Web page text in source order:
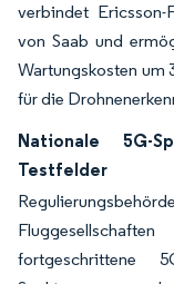
verbindet Ericsson-
von Saab und
Wartungskosten um
für die
Nationale 5G-
Testfelder
fortgeschrittene